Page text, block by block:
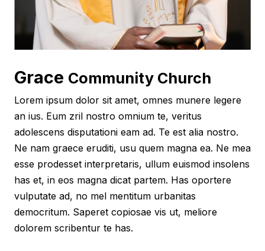
Grace Community Church
Lorem ipsum dolor sit amet, omnes munere legere
an ius. Eum zril nostro omnium te, veritus
adolescens disputationi eam ad. Te est alia nostro.
Ne nam graece eruditi, usu quem magna ea. Ne mea
esse prodesset interpretaris, ullum euismod insolens
has et, in eos magna dicat partem. Has oportere
vulputate ad, no mel mentitum urbanitas
democritum. Saperet copiosae vis ut, meliore
dolorem scribentur te has.